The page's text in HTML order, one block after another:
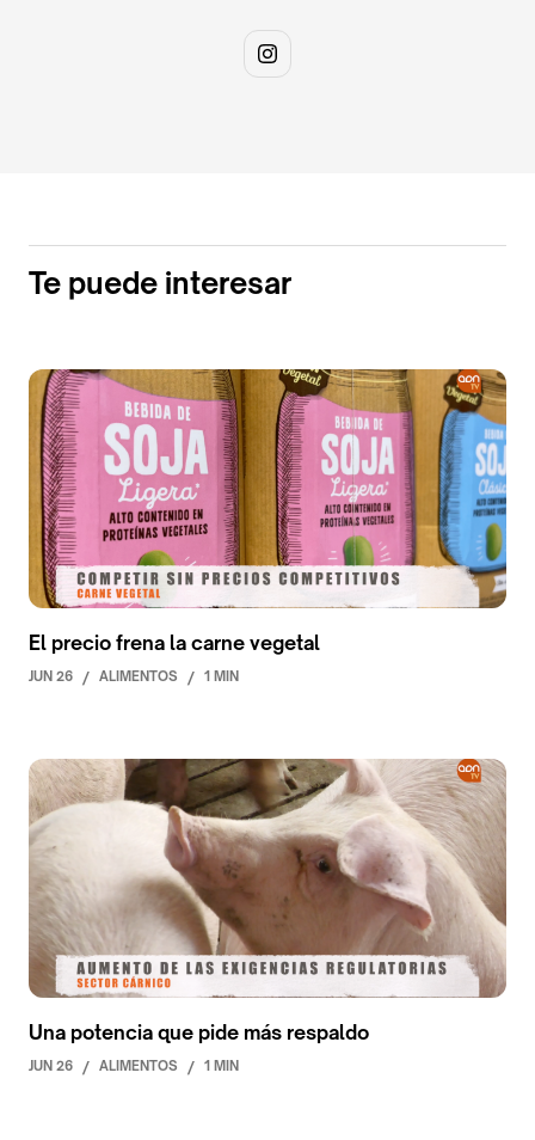
Te puede interesar
El precio frena la carne vegetal
JUN 26 / ALIMENTOS / 1 MIN
Una potencia que pide más respaldo
JUN 26 / ALIMENTOS / 1 MIN